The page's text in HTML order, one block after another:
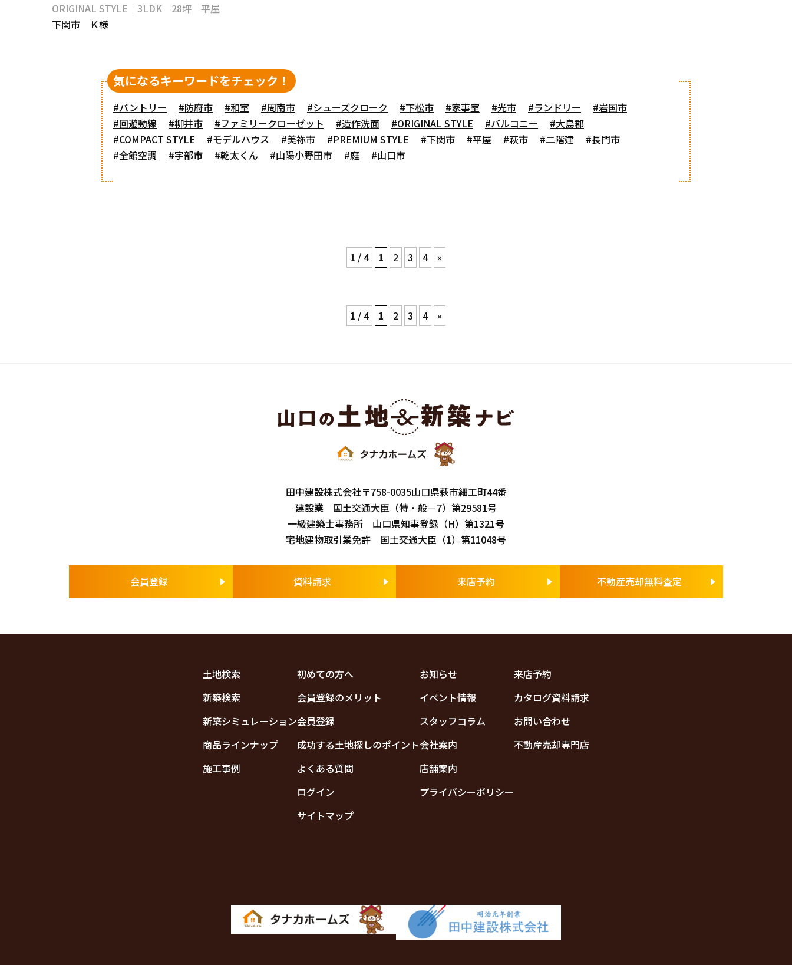
気になるキーワードをチェック！
#パントリー #防府市 #和室 #周南市 #シューズクローク #下松市 #家事室 #光市 #ランドリー
#岩国市
#回遊動線
#柳井市 #ファミリークローゼット #造作洗面 #ORIGINAL STYLE #バルコニー
#大島郡
#COMPACT STYLE
#モデルハウス #美祢市 #PREMIUM STYLE #下関市 #平屋 #萩市 #二階建
#長門市
#全館空調
#宇部市 #乾太くん #山陽小野田市 #庭 #山口市
ORIGINAL STYLE｜3LDK 28坪 平屋
下関市 Ｋ様
1 / 4 1 2 3 4 »
1 / 4 1 2 3 4 »
田中建設株式会社〒758-0035山口県萩市細工町44番
建設業 国土交通大臣（特・般－7）第29581号
一級建築士事務所 山口県知事登録（H）第1321号
宅地建物取引業免許 国土交通大臣（1）第11048号
会員登録 資料請求 来店予約 不動産売却無料査定
土地検索
新築検索
新築シミュレーション
商品ラインナップ
施工事例
初めての方へ
会員登録のメリット
会員登録
成功する土地探しのポイント
よくある質問
ログイン
サイトマップ
お知らせ
イベント情報
スタッフコラム
会社案内
店舗案内
プライバシーポリシー
来店予約
カタログ資料請求
お問い合わせ
不動産売却専門店